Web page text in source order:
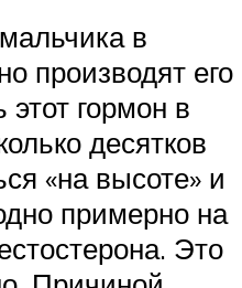
в
производят его
гормон в
десятков
«на высоте» и
примерно на
Это